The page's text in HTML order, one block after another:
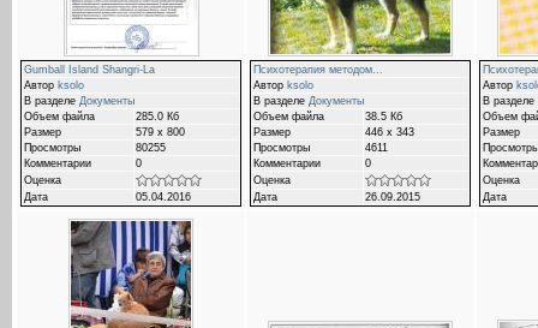
Gumball Island Shangri-La
Автор ksolo
В разделе Документы
Объем файла
285.0 Кб
Размер
579 x 800
Просмотры
80255
Комментарии
0
Оценка
Дата
05.04.2016
Психотерапия методом...
Автор ksolo
В разделе Документы
Объем файла
38.5 Кб
Размер
446 x 343
Просмотры
4611
Комментарии
0
Оценка
Дата
26.09.2015
Автор
В разделе
Объем
Размер
Просмотры
Оценка
Дата